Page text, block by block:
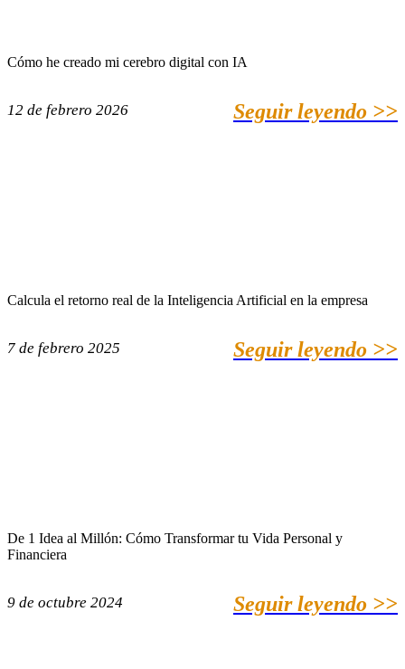
Cómo he creado mi cerebro digital con IA
12 de febrero 2026 Seguir leyendo >>
Calcula el retorno real de la Inteligencia Artificial en la empresa
7 de febrero 2025 Seguir leyendo >>
De 1 Idea al Millón: Cómo Transformar tu Vida Personal y
Financiera
9 de octubre 2024 Seguir leyendo >>